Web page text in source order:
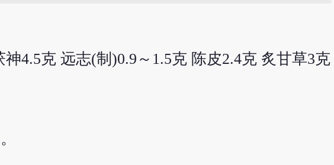
4.5克 远志(制)0.9～1.5克 陈皮2.4克 炙甘草3克